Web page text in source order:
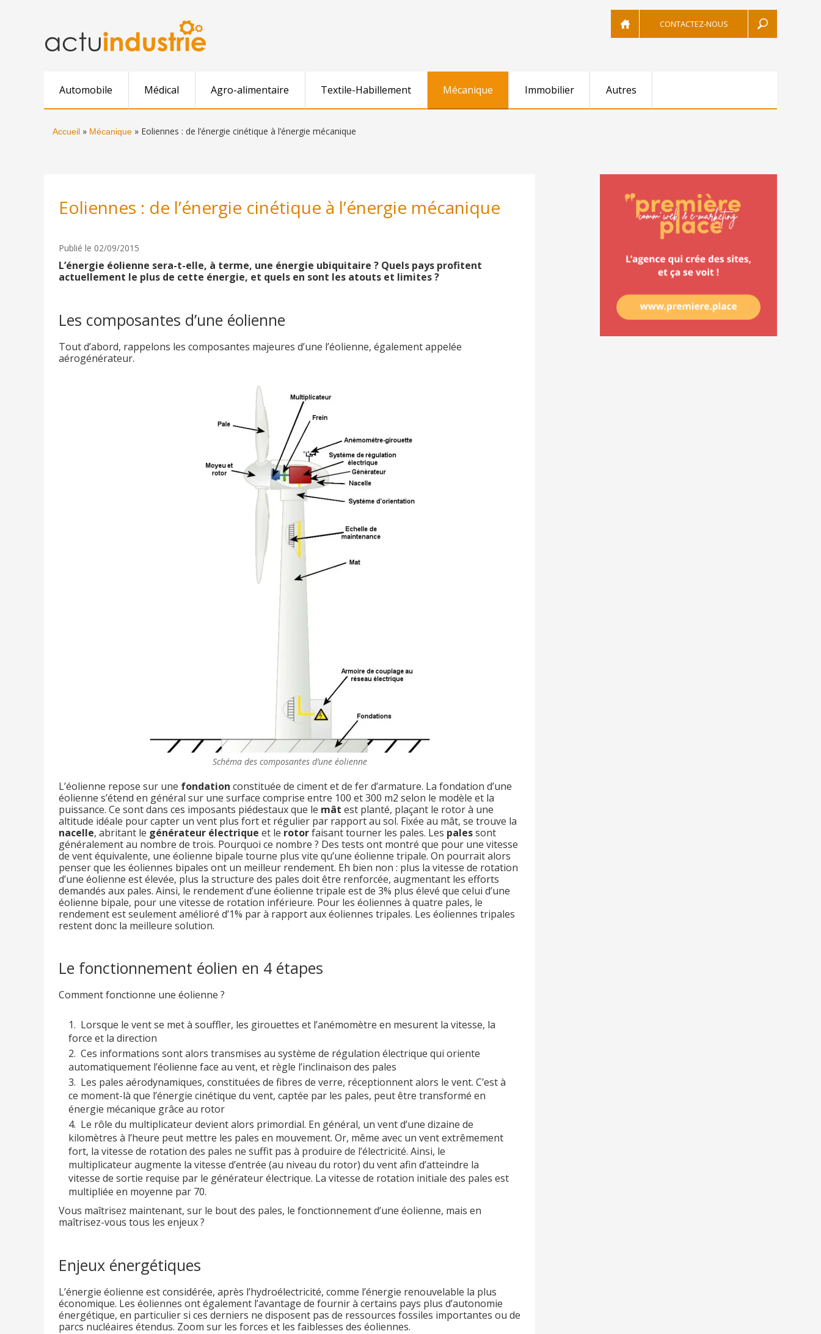
CONTACTEZ-NOUS
Automobile Médical Agro-alimentaire Textile-Habillement Mécanique Immobilier Autres
Accueil » Mécanique » Eoliennes : de l’énergie cinétique à l’énergie mécanique
Eoliennes : de l’énergie cinétique à l’énergie mécanique
Publié le 02/09/2015
L’énergie éolienne sera-t-elle, à terme, une énergie ubiquitaire ? Quels pays profitent
actuellement le plus de cette énergie, et quels en sont les atouts et limites ?
Les composantes d’une éolienne
Tout d’abord, rappelons les composantes majeures d’une l’éolienne, également appelée
aérogénérateur.
Schéma des composantes d’une éolienne
L’éolienne repose sur une fondation constituée de ciment et de fer d’armature. La fondation d’une
éolienne s’étend en général sur une surface comprise entre 100 et 300 m2 selon le modèle et la
puissance. Ce sont dans ces imposants piédestaux que le mât est planté, plaçant le rotor à une
altitude idéale pour capter un vent plus fort et régulier par rapport au sol. Fixée au mât, se trouve la
nacelle, abritant le générateur électrique et le rotorfaisant tourner les pales. Les palessont
généralement au nombre de trois. Pourquoi ce nombre ? Des tests ont montré que pour une vitesse
de vent équivalente, une éolienne bipale tourne plus vite qu’une éolienne tripale. On pourrait alors
penser que les éoliennes bipales ont un meilleur rendement. Eh bien non : plus la vitesse de rotation
d’une éolienne est élevée, plus la structure des pales doit être renforcée, augmentant les efforts
demandés aux pales. Ainsi, le rendement d’une éolienne tripale est de 3% plus élevé que celui d’une
éolienne bipale, pour une vitesse de rotation inférieure. Pour les éoliennes à quatre pales, le
rendement est seulement amélioré d’1% par à rapport aux éoliennes tripales. Les éoliennes tripales
restent donc la meilleure solution.
Le fonctionnement éolien en 4 étapes
Comment fonctionne une éolienne ?
Lorsque le vent se met à souffler, les girouettes et l’anémomètre en mesurent la vitesse, la
force et la direction
Ces informations sont alors transmises au système de régulation électrique qui oriente
automatiquement l’éolienne face au vent, et règle l’inclinaison des pales
Les pales aérodynamiques, constituées de fibres de verre, réceptionnent alors le vent. C’est à
ce moment-là que l’énergie cinétique du vent, captée par les pales, peut être transformé en
énergie mécanique grâce au rotor
Le rôle du multiplicateur devient alors primordial. En général, un vent d’une dizaine de
kilomètres à l’heure peut mettre les pales en mouvement. Or, même avec un vent extrêmement
fort, la vitesse de rotation des pales ne suffit pas à produire de l’électricité. Ainsi, le
multiplicateur augmente la vitesse d’entrée (au niveau du rotor) du vent afin d’atteindre la
vitesse de sortie requise par le générateur électrique. La vitesse de rotation initiale des pales est
multipliée en moyenne par 70.
Vous maîtrisez maintenant, sur le bout des pales, le fonctionnement d’une éolienne, mais en
maîtrisez-vous tous les enjeux ?
Enjeux énergétiques
L’énergie éolienne est considérée, après l’hydroélectricité, comme l’énergie renouvelable la plus
économique. Les éoliennes ont également l’avantage de fournir à certains pays plus d’autonomie
énergétique, en particulier si ces derniers ne disposent pas de ressources fossiles importantes ou de
parcs nucléaires étendus. Zoom sur les forces et les faiblesses des éoliennes.